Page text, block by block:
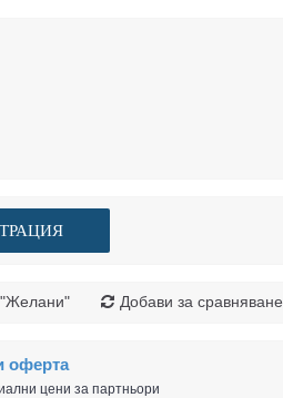
Добави за сравняване
оферта
цени за партньори